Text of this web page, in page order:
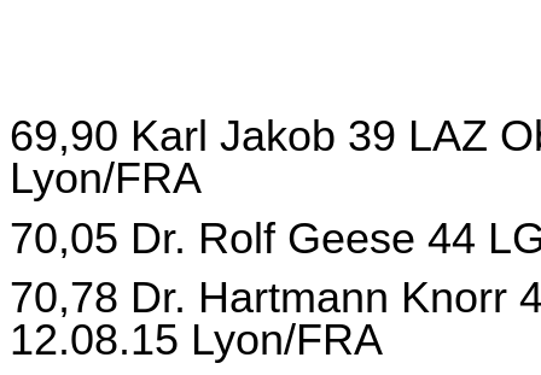
69,90 Karl Jakob 39 LAZ
Lyon/FRA
70,05 Dr. Rolf Geese 44
70,78 Dr. Hartmann Knorr
12.08.15 Lyon/FRA